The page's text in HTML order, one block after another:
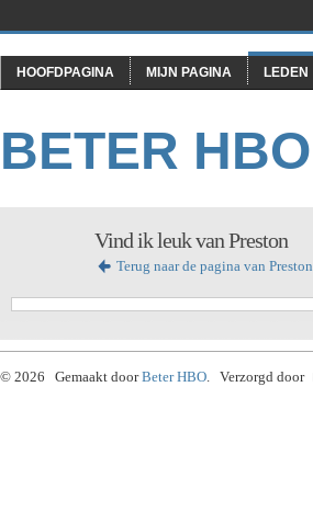
HOOFDPAGINA MIJN PAGINA LEDEN
BETER HBO
Vind ik leuk van Preston
Terug naar de pagina van Preston
© 2026 Gemaakt doorBeter HBO. Verzorgd door